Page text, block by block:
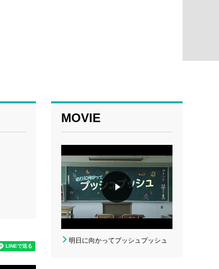
MOVIE
明日に向かってプッシュプッシュ